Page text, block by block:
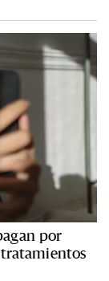
por
tratamientos